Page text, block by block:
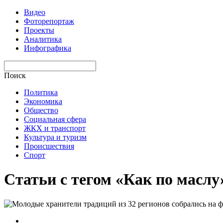
Видео
Фоторепортаж
Проекты
Аналитика
Инфографика
Поиск
Политика
Экономика
Общество
Социальная сфера
ЖКХ и транспорт
Культура и туризм
Происшествия
Спорт
Статьи с тегом «Как по